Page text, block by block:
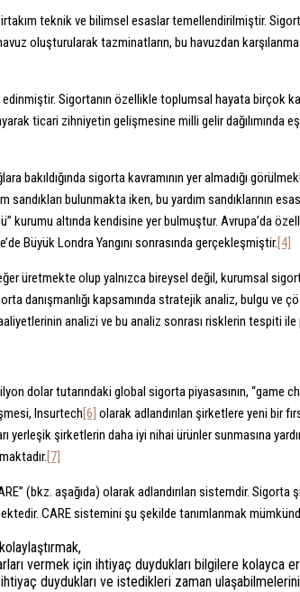
teknik ve bilimsel esaslar temellendirilmiştir.
oluşturularak tazminatların, bu havuzdan
Sigortanın özellikle toplumsal hayata birçok
ticari zihniyetin gelişmesine milli gelir
bakıldığında sigorta kavramının yer almadığı
sandıkları bulunmakta iken, bu yardım sandıklarının
altında kendisine yer bulmuştur. Avrupa’da
Büyük Londra Yangını sonrasında gerçekleşmiştir.[4]
üretmekte olup yalnızca bireysel değil, kurumsal
danışmanlığı kapsamında stratejik analiz, bulgu
analizi ve bu analiz sonrası risklerin tespiti
dolar tutarındaki global sigorta piyasasının,
Insurtech[6] olarak adlandırılan şirketlere yeni bir
yerleşik şirketlerin daha iyi nihai ürünler sunmasına
[7]
(bkz. aşağıda) olarak adlandırılan sistemdir.
CARE sistemini şu şekilde tanımlanmak
vermek için ihtiyaç duydukları bilgilere kolayca
duydukları ve istedikleri zaman